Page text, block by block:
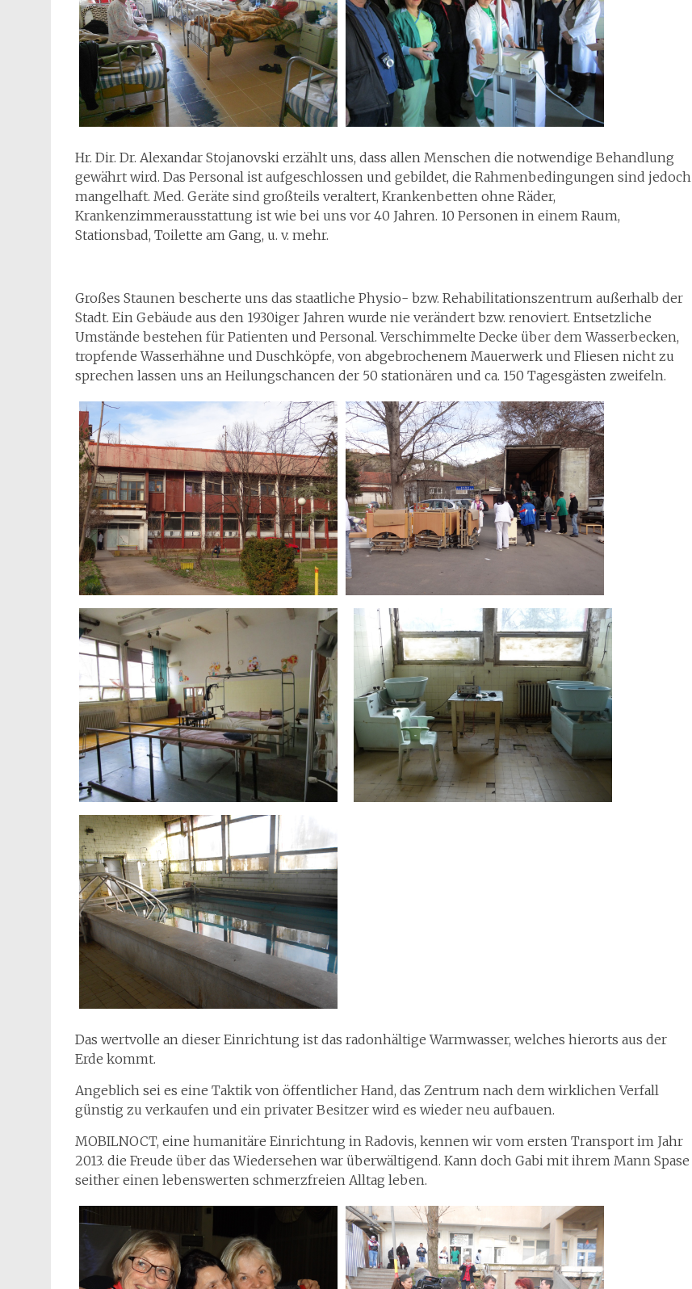
Hr. Dir. Dr. Alexandar Stojanovski erzählt uns, dass allen Menschen die notwendige Behandlung
gewährt wird. Das Personal ist aufgeschlossen und gebildet, die Rahmenbedingungen sind jedoch
mangelhaft. Med. Geräte sind großteils veraltert, Krankenbetten ohne Räder,
Krankenzimmerausstattung ist wie bei uns vor 40 Jahren. 10 Personen in einem Raum,
Stationsbad, Toilette am Gang, u. v. mehr.
Großes Staunen bescherte uns das staatliche Physio- bzw. Rehabilitationszentrum außerhalb der
Stadt. Ein Gebäude aus den 1930iger Jahren wurde nie verändert bzw. renoviert. Entsetzliche
Umstände bestehen für Patienten und Personal. Verschimmelte Decke über dem Wasserbecken,
tropfende Wasserhähne und Duschköpfe, von abgebrochenem Mauerwerk und Fliesen nicht zu
sprechen lassen uns an Heilungschancen der 50 stationären und ca. 150 Tagesgästen zweifeln.
Das wertvolle an dieser Einrichtung ist das radonhältige Warmwasser, welches hierorts aus der
Erde kommt.
Angeblich sei es eine Taktik von öffentlicher Hand, das Zentrum nach dem wirklichen Verfall
günstig zu verkaufen und ein privater Besitzer wird es wieder neu aufbauen.
MOBILNOCT, eine humanitäre Einrichtung in Radovis, kennen wir vom ersten Transport im Jahr
2013. die Freude über das Wiedersehen war überwältigend. Kann doch Gabi mit ihrem Mann Spase
seither einen lebenswerten schmerzfreien Alltag leben.